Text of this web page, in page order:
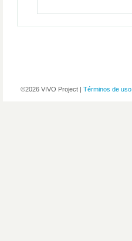
©2026 VIVO Project | Términos de uso